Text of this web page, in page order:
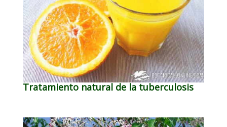
Tratamiento natural de la tuberculosis